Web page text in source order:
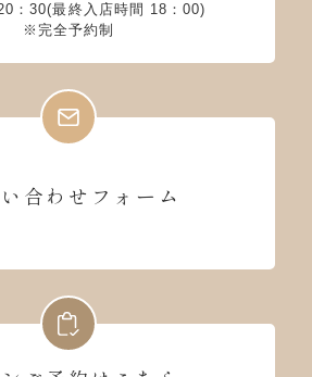
：30(最終入店時間 18：00)
※完全予約制
合わせフォーム